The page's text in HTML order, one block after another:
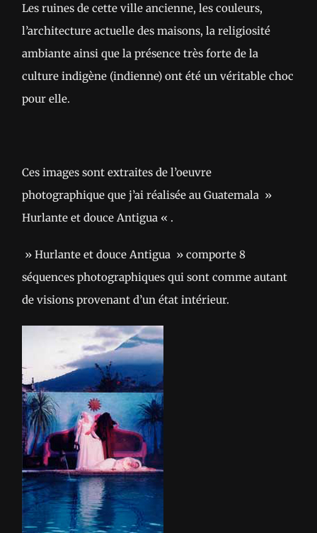
Les ruines de cette ville ancienne, les couleurs,
l’architecture actuelle des maisons, la religiosité
ambiante ainsi que la présence très forte de la
culture indigène (indienne) ont été un véritable choc
pour elle.
Ces images sont extraites de l’oeuvre
photographique que j’ai réalisée au Guatemala »
Hurlante et douce Antigua « .
» Hurlante et douce Antigua » comporte 8
séquences photographiques qui sont comme autant
de visions provenant d’un état intérieur.